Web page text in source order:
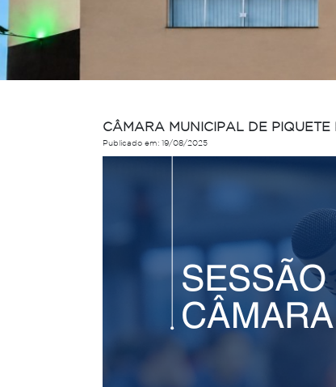
CÂMARA MUNICIPAL DE
Publicado em: 19/08/2025